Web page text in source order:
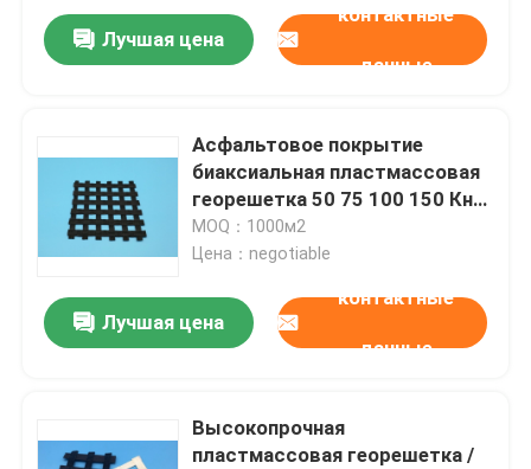
Лучшая цена
контактные
данные
Асфальтовое покрытие
биаксиальная пластмассовая
георешетка 50 75 100 150 Кн/
М для битумной асфальтовой
дороги
MOQ：1000м2
Цена：negotiable
Лучшая цена
контактные
данные
Высокопрочная
пластмассовая георешетка /